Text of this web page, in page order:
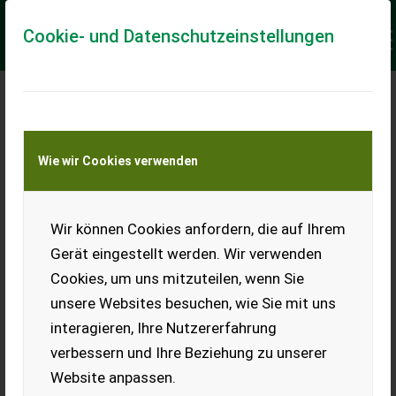
Cookie- und Datenschutzeinstellungen
Wie wir Cookies verwenden
Wir können Cookies anfordern, die auf Ihrem
Gerät eingestellt werden. Wir verwenden
Cookies, um uns mitzuteilen, wenn Sie
unsere Websites besuchen, wie Sie mit uns
interagieren, Ihre Nutzererfahrung
verbessern und Ihre Beziehung zu unserer
Website anpassen.
Meine Transportkostenanfrage
Transport von Land- und Baumaschinen –
KEINE Tiertransporte
Ladeort
Ort